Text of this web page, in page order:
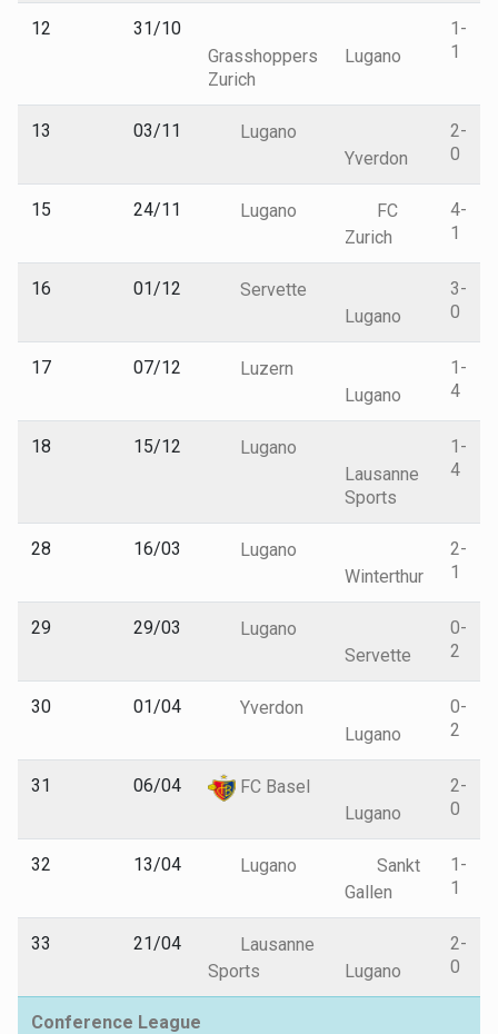
12
31/10
Grasshoppers
Zurich
Lugano
1-
1
13 03/11
Lugano
Yverdon
2-
0
15 24/11 Lugano
FC
Zurich
4-
1
16 01/12
Servette
Lugano
3-
0
17 07/12
Luzern
Lugano
1-
4
18 15/12
Lugano
Lausanne
Sports
1-
4
28 16/03
Lugano
Winterthur
2-
1
29 29/03
Lugano
Servette
0-
2
30 01/04
Yverdon
Lugano
0-
2
31 06/04
FC Basel
Lugano
2-
0
32 13/04 Lugano
Sankt
Gallen
1-
1
33 21/04
Lausanne
Sports
Lugano
2-
0
Conference League